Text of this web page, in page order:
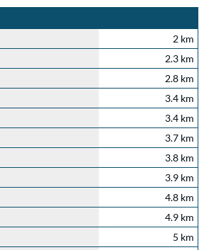
2 km
2.3 km
2.8 km
3.4 km
3.4 km
3.7 km
3.8 km
3.9 km
4.8 km
4.9 km
5 km